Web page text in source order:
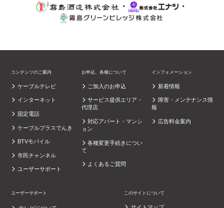
・
・
コンテンツのご案内
ケーブルテレビ
インターネット
固定電話
ケーブルプラスでんき
BTVモバイル
市民チャンネル
ユーザーサポート
お申込、各種について
ご加入のお申込
サービス提供エリア・
代理店
対応アパート・マンシ
ョン
各種変更手続きについ
て
よくあるご質問
インフォメーション
新着情報
障害・メンテナンス情
報
広告料金案内
ユーザーサポート このサイトについて
サイトマップ